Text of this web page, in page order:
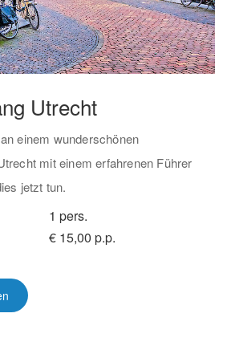
Utrecht
einem wunderschönen
mit einem erfahrenen Führer
jetzt tun.
1 pers.
€ 15,00 p.p.